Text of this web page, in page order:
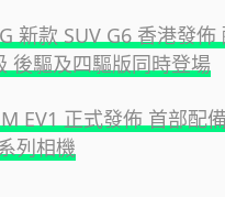
新款 SUV G6 香港發
後驅及四驅版同時登場
EV1 正式發佈 首部配
列相機